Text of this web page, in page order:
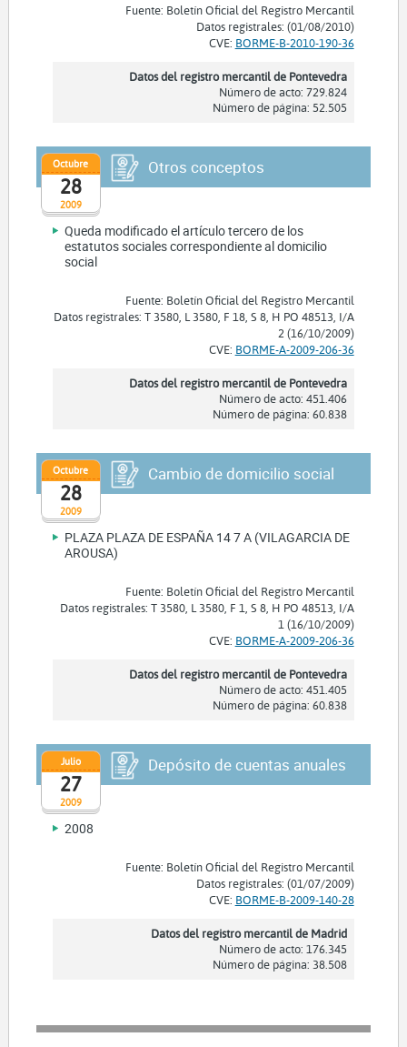
Fuente: Boletín Oficial del Registro Mercantil
Datos registrales: (01/08/2010)
CVE: BORME-B-2010-190-36
Datos del registro mercantil de Pontevedra
Número de acto: 729.824
Número de página: 52.505
2009
Octubre
28
Otros conceptos
Queda modificado el artículo tercero de los
estatutos sociales correspondiente al domicilio
social
Fuente: Boletín Oficial del Registro Mercantil
Datos registrales: T 3580, L 3580, F 18, S 8, H PO 48513, I/A
2 (16/10/2009)
CVE: BORME-A-2009-206-36
Datos del registro mercantil de Pontevedra
Número de acto: 451.406
Número de página: 60.838
2009
Octubre
28
Cambio de domicilio social
PLAZA PLAZA DE ESPAÑA 14 7 A (VILAGARCIA DE
AROUSA)
Fuente: Boletín Oficial del Registro Mercantil
Datos registrales: T 3580, L 3580, F 1, S 8, H PO 48513, I/A
1 (16/10/2009)
CVE: BORME-A-2009-206-36
Datos del registro mercantil de Pontevedra
Número de acto: 451.405
Número de página: 60.838
2009
Julio
27
Depósito de cuentas anuales
2008
Fuente: Boletín Oficial del Registro Mercantil
Datos registrales: (01/07/2009)
CVE: BORME-B-2009-140-28
Datos del registro mercantil de Madrid
Número de acto: 176.345
Número de página: 38.508